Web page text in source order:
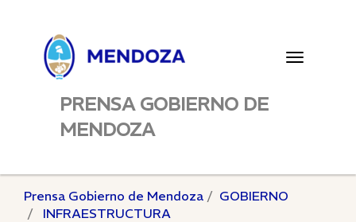
Toggle
PRENSA GOBIERNO DE
MENDOZA
Prensa Gobierno de Mendoza
GOBIERNO
INFRAESTRUCTURA